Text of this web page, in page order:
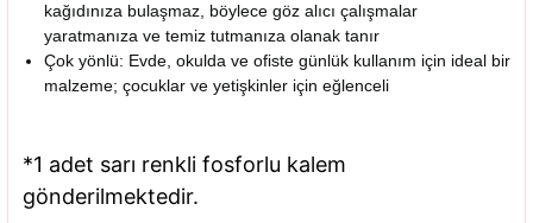
kağıdınıza bulaşmaz, böylece göz alıcı çalışmalar
yaratmanıza ve temiz tutmanıza olanak tanır
Çok yönlü: Evde, okulda ve ofiste günlük kullanım için ideal bir
malzeme; çocuklar ve yetişkinler için eğlenceli
*1 adet sarı renkli fosforlu kalem
gönderilmektedir.